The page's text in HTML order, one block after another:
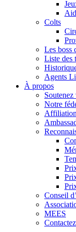
Colts
Les boss
Liste des
Agents
À propos
Notre
Conseil
MEES